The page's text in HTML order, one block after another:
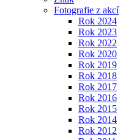
Fotografie z akcí
Rok 2024
Rok 2023
Rok 2022
Rok 2020
Rok 2019
Rok 2018
Rok 2017
Rok 2016
Rok 2015
Rok 2014
Rok 2012